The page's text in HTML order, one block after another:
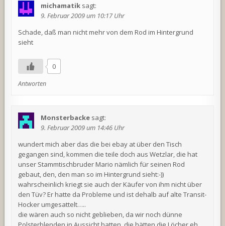
michamatik sagt:
9. Februar 2009 um 10:17 Uhr
Schade, daß man nicht mehr von dem Rod im Hintergrund
sieht
0
Antworten
Monsterbacke sagt:
9. Februar 2009 um 14:46 Uhr
wundert mich aber das die bei ebay at über den Tisch
gegangen sind, kommen die teile doch aus Wetzlar, die hat
unser Stammtischbruder Mario nämlich für seinen Rod
gebaut, den, den man so im Hintergrund sieht:-))
wahrscheinlich kriegt sie auch der Käufer von ihm nicht über
den Tüv? Er hatte da Probleme und ist dehalb auf alte Transit-
Hocker umgesattelt…..
die wären auch so nicht geblieben, da wir noch dünne